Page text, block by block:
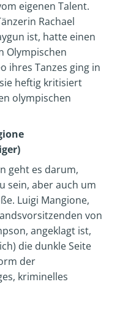
eigenen Talent.
Rachael
ist, hatte einen
Olympischen
ihres Tanzes ging in
heftig kritisiert
olympischen
geht es darum,
sein, aber auch um
Luigi Mangione,
von
angeklagt ist,
die dunkle Seite
der
kriminelles